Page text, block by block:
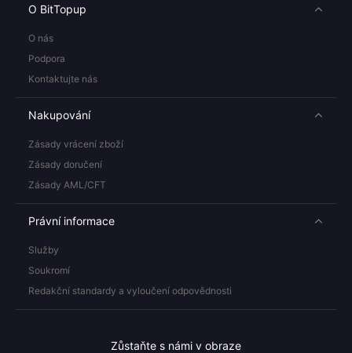
O BitTopup
O nás
Podpora
Kontaktujte nás
Nakupování
Zásady vrácení zboží
Zásady doručení
Zásady AML/CFT
Právní informace
Služby
Soukromí
Redakční standardy a vyloučení odpovědnosti
Zůstaňte s námi v obraze